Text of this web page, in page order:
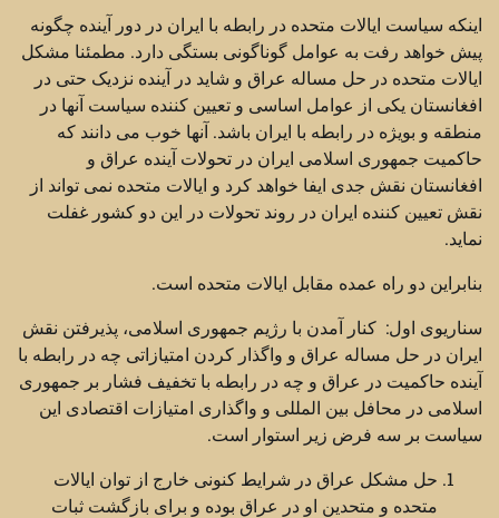
اینکه سیاست ایالات متحده در رابطه با ایران در دور آینده چگونه
پیش خواهد رفت به عوامل گوناگونی بستگی دارد. مطمئنا مشکل
ایالات متحده در حل مساله عراق و شاید در آینده نزدیک حتی در
افغانستان یکی از عوامل اساسی و تعیین کننده سیاست آنها در
منطقه و بويژه در رابطه با ایران باشد. آنها خوب می دانند که
حاکمیت جمهوری اسلامی ایران در تحولات آینده عراق و
افغانستان نقش جدی ایفا خواهد کرد و ایالات متحده نمی تواند از
نقش تعیین کننده ایران در روند تحولات در این دو کشور غفلت
نماید.
بنابراین دو راه عمده مقابل ایالات متحده است.
سناریوی اول: کنار آمدن با رژیم جمهوری اسلامی، پذیرفتن نقش
ایران در حل مساله عراق و واگذار کردن امتیازاتی چه در رابطه با
آینده حاکمیت در عراق و چه در رابطه با تخفیف فشار بر جمهوری
اسلامی در محافل بین المللی و واگذاری امتیازات اقتصادی این
سیاست بر سه فرض زیر استوار است.
حل مشکل عراق در شرایط کنونی خارج از توان ایالات
متحده و متحدین او در عراق بوده و برای بازگشت ثبات